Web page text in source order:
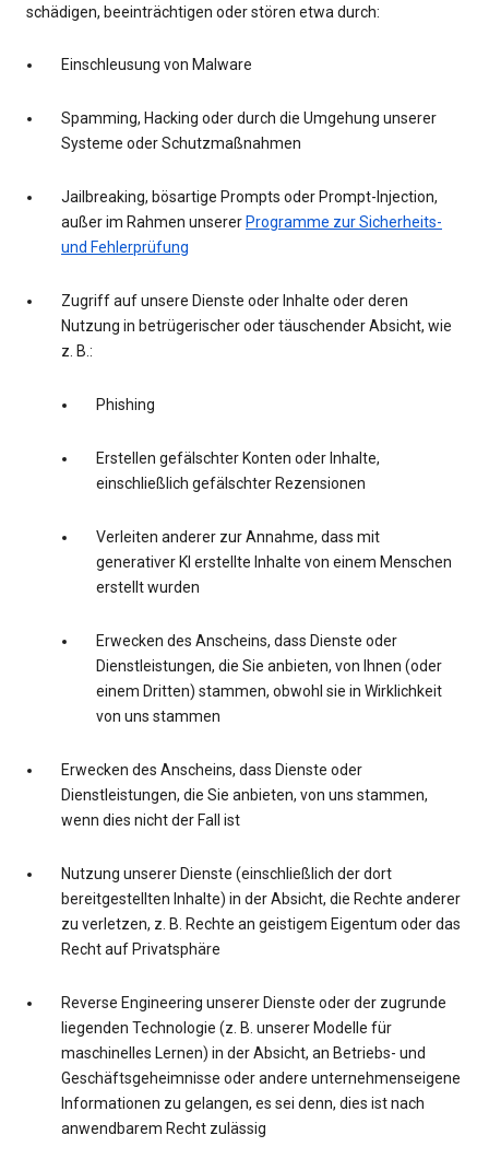
schädigen, beeinträchtigen oder stören etwa durch:
Einschleusung von Malware
Spamming, Hacking oder durch die Umgehung unserer
Systeme oder Schutzmaßnahmen
Jailbreaking, bösartige Prompts oder Prompt-Injection,
außer im Rahmen unserer Programme zur Sicherheits-
und Fehlerprüfung
Zugriff auf unsere Dienste oder Inhalte oder deren
Nutzung in betrügerischer oder täuschender Absicht, wie
z. B.:
Phishing
Erstellen gefälschter Konten oder Inhalte,
einschließlich gefälschter Rezensionen
Verleiten anderer zur Annahme, dass mit
generativer KI erstellte Inhalte von einem Menschen
erstellt wurden
Erwecken des Anscheins, dass Dienste oder
Dienstleistungen, die Sie anbieten, von Ihnen (oder
einem Dritten) stammen, obwohl sie in Wirklichkeit
von uns stammen
Erwecken des Anscheins, dass Dienste oder
Dienstleistungen, die Sie anbieten, von uns stammen,
wenn dies nicht der Fall ist
Nutzung unserer Dienste (einschließlich der dort
bereitgestellten Inhalte) in der Absicht, die Rechte anderer
zu verletzen, z. B. Rechte an geistigem Eigentum oder das
Recht auf Privatsphäre
Reverse Engineering unserer Dienste oder der zugrunde
liegenden Technologie (z. B. unserer Modelle für
maschinelles Lernen) in der Absicht, an Betriebs- und
Geschäftsgeheimnisse oder andere unternehmenseigene
Informationen zu gelangen, es sei denn, dies ist nach
anwendbarem Recht zulässig